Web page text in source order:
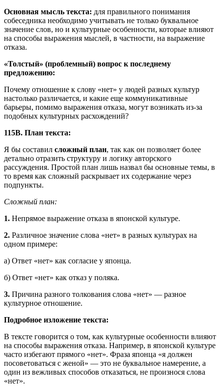
Основная мысль текста: для правильного понимания
собеседника необходимо учитывать не только буквальное
значение слов, но и культурные особенности, которые влияют
на способы выражения мыслей, в частности, на выражение
отказа.
«Толстый» (проблемный) вопрос к последнему
предложению:
Почему отношение к слову «нет» у людей разных культур
настолько различается, и какие еще коммуникативные
барьеры, помимо выражения отказа, могут возникать из-за
подобных культурных расхождений?
115В. План текста:
Я бы составил сложный план, так как он позволяет более
детально отразить структуру и логику авторского
рассуждения. Простой план лишь назвал бы основные темы, в
то время как сложный раскрывает их содержание через
подпункты.
Сложный план:
1. Непрямое выражение отказа в японской культуре.
2. Различное значение слова «нет» в разных культурах на
одном примере:
а) Ответ «нет» как согласие у японца.
б) Ответ «нет» как отказ у поляка.
3. Причина разного толкования слова «нет» — разное
культурное отношение.
Подробное изложение текста:
В тексте говорится о том, как культурные особенности влияют
на способы выражения отказа. Например, в японской культуре
часто избегают прямого «нет». Фраза японца «я должен
посоветоваться с женой» — это не буквальное намерение, а
один из вежливых способов отказаться, не произнося слова
«нет».